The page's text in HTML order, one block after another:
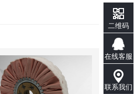
二维码
在线客服
联系我们